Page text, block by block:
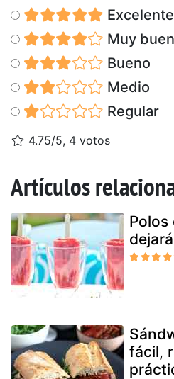
Excelente
Muy
Bueno
Medio
Regular
4.75/5, 4 votos
Artículos
Polos
fácil,